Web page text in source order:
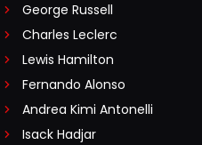
George Russell
Charles Leclerc
Lewis Hamilton
Fernando Alonso
Andrea Kimi Antonelli
Isack Hadjar